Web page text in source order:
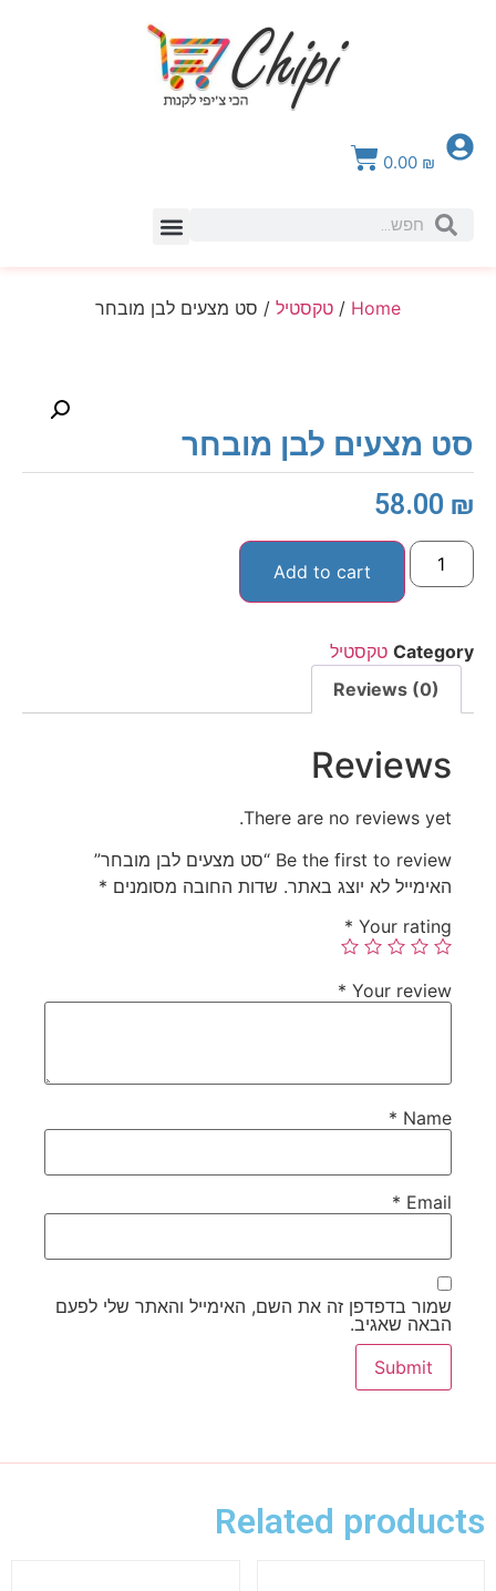
0.00 ₪
Home
/ טקסטיל / סט מצעים לבן מובחר
סט מצעים לבן מובחר
58.00 ₪
Add to cart
Category טקסטיל
Reviews (0)
Reviews
There are no reviews yet.
Be the first to review “סט מצעים לבן מובחר”
האימייל לא יוצג באתר. שדות החובה מסומנים *
Your rating
*
Your review
*
Name
*
Email
*
שמור בדפדפן זה את השם, האימייל והאתר שלי לפעם
הבאה שאגיב.
Related products